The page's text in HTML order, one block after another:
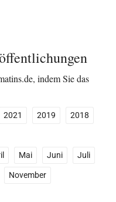
indem Sie das
2021 2019
2018
Mai Juni
Juli
November